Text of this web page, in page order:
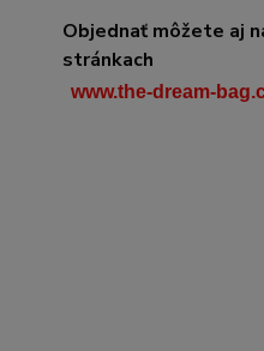
Objednať môžete aj
stránkach
www.the-dream-